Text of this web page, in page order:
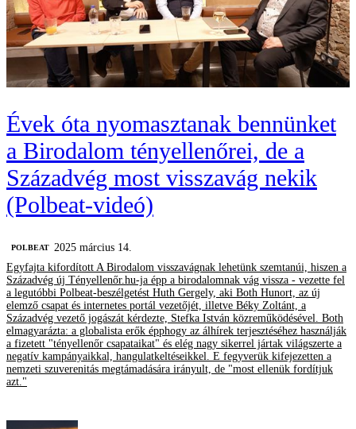
Évek óta nyomasztanak bennünket
a Birodalom tényellenőrei, de a
Századvég most visszavág nekik
(Polbeat-videó)
‎POLBEAT
2025 március 14.
Egyfajta kifordított A Birodalom visszavágnak lehetünk szemtanúi, hiszen a
Századvég új Tényellenőr.hu-ja épp a birodalomnak vág vissza - vezette fel
a legutóbbi Polbeat-beszélgetést Huth Gergely, aki Both Hunort, az új
elemző csapat és internetes portál vezetőjét, illetve Béky Zoltánt, a
Századvég vezető jogászát kérdezte, Stefka István közreműködésével. Both
elmagyarázta: a globalista erők épphogy az álhírek terjesztéséhez használják
a fizetett "tényellenőr csapataikat" és elég nagy sikerrel jártak világszerte a
negatív kampányaikkal, hangulatkeltéseikkel. E fegyverük kifejezetten a
nemzeti szuverenitás megtámadására irányult, de "most ellenük fordítjuk
azt."